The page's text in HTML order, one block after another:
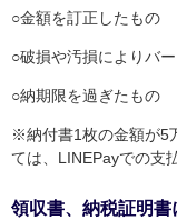
○金額を訂正したもの
○破損や汚損によりバ
○納期限を過ぎたもの
※納付書1枚の金額が5
ては、LINEPayでの支
領収書、納税証明